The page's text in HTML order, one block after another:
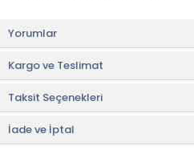
bir düzenleme alanı sunar. Düşer
etmenizi sağlar. Tek kapaklı
düzenleyebilmeniz için iki sıra
Malzeme
• Gövde: Safir meşe kaplama, E1
• Kapaklar: Dişbudak mebran
MDF
Yorumlar
Kargo ve Teslimat
Taksit Seçenekleri
İade ve İptal